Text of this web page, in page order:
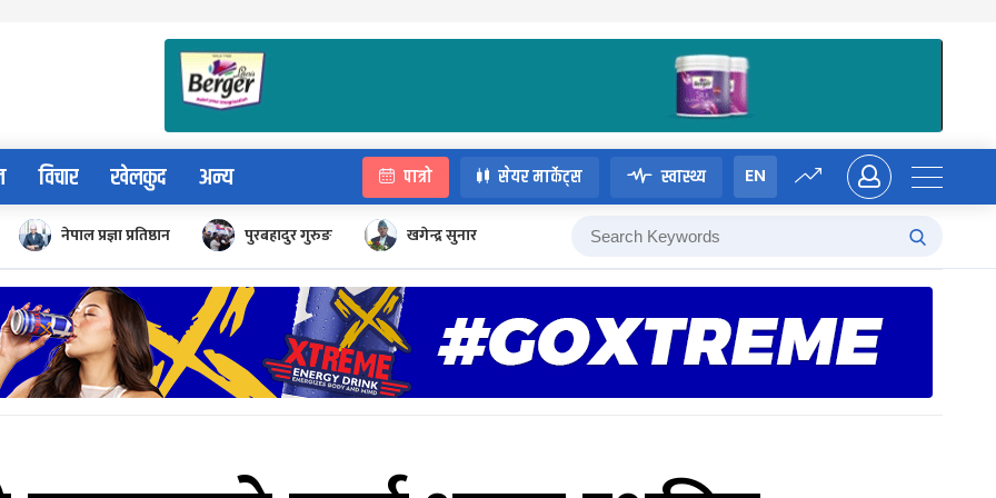
विचार खेलकुद अन्य पात्रो सेयर मार्केट्स स्वास्थ्य EN
नेपाल प्रज्ञा प्रतिष्ठान पुरबहादुर गुरुङ खगेन्द्र सुनार